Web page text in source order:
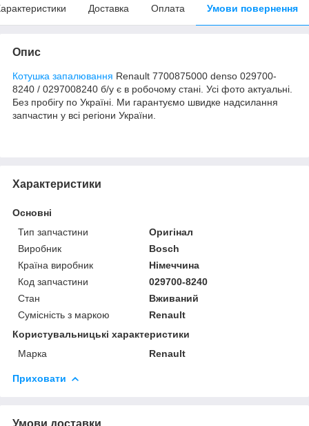
Доставка Оплата Умови повернення
Опис
Котушка запалювання Renault 7700875000 denso 029700-
8240 / 0297008240 б/у є в робочому стані. Усі фото актуальні.
Без пробігу по Україні. Ми гарантуємо швидке надсилання
запчастин у всі регіони України.
Характеристики
Основні
Тип запчастини
Оригінал
Виробник
Bosch
Країна виробник
Німеччина
Код запчастини
029700-8240
Стан
Вживаний
Сумісність з маркою
Renault
Користувальницькі характеристики
Марка
Renault
Приховати
Умови доставки